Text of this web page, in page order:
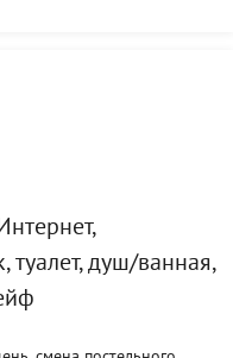
душ/ванная,